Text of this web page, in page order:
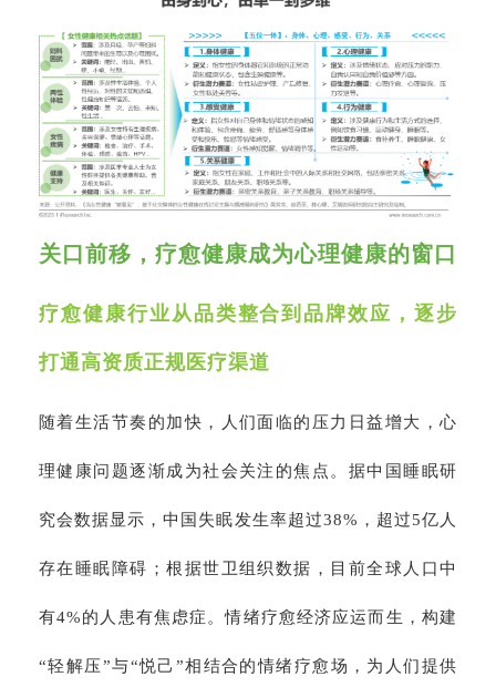
关口前移，疗愈健康成为心理健康的窗口
疗愈健康行业从品类整合到品牌效应，逐步
打通高资质正规医疗渠道
随着生活节奏的加快，人们面临的压力日益增大，心
理健康问题逐渐成为社会关注的焦点。据中国睡眠研
究会数据显示，中国失眠发生率超过38%，超过5亿人
存在睡眠障碍；根据世卫组织数据，目前全球人口中
有4%的人患有焦虑症。情绪疗愈经济应运而生，构建
“轻解压”与“悦己”相结合的情绪疗愈场，为人们提供